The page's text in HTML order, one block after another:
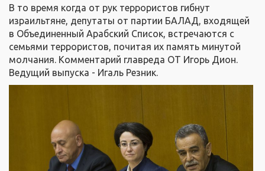
В то время когда от рук террористов гибнут
израильтяне, депутаты от партии БАЛАД, входящей
в Объединенный Арабский Список, встречаются с
семьями террористов, почитая их память минутой
молчания. Комментарий главреда ОТ Игорь Дион.
Ведущий выпуска - Игаль Резник.